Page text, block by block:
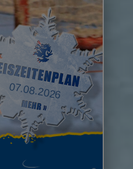
07.08.2026